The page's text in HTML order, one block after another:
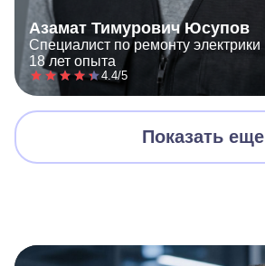
Азамат Тимурович Юсупов
Специалист по ремонту электрики
18 лет опыта
4.4/5
Показать еще